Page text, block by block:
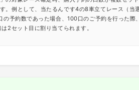
。例として、当たるんです4の8車立てレース（
予約数であった場合、100口のご予約を行った際
2セット目に割り当てられます。